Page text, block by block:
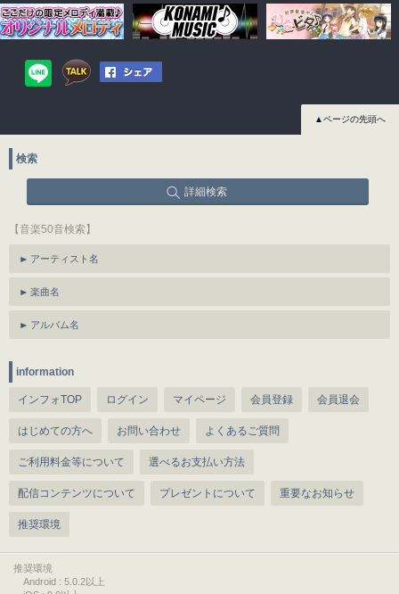
▲ページの先頭へ
検索
詳細検索
【音楽50音検索】
アーティスト名
楽曲名
アルバム名
information
インフォTOP ログイン マイページ 会員登録 会員退会
はじめての方へ お問い合わせ よくあるご質問
ご利用料金等について 選べるお支払い方法
配信コンテンツについて プレゼントについて 重要なお知らせ
推奨環境
推奨環境
Android : 5.0.2以上